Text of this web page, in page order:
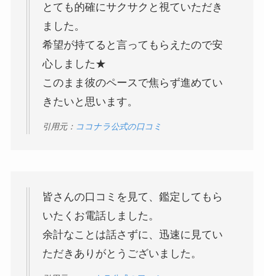
とても的確にサクサクと視ていただき
ました。
希望が持てると言ってもらえたので安
心しました★
このまま彼のペースで焦らず進めてい
きたいと思います。
引用元： ココナラ公式の口コミ
皆さんの口コミを見て、鑑定してもら
いたくお電話しました。
余計なことは話さずに、迅速に見てい
ただきありがとうございました。